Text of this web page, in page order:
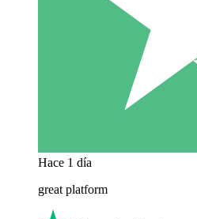
Hace 1 día
great platform